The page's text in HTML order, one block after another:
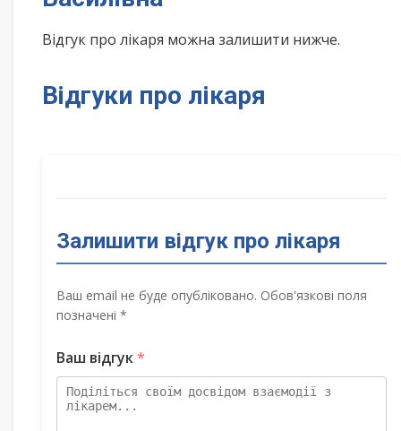
Відгук про лікаря можна залишити нижче.
Відгуки про лікаря
Залишити відгук про лікаря
Ваш email не буде опубліковано. Обов'язкові поля
позначені *
Ваш відгук*